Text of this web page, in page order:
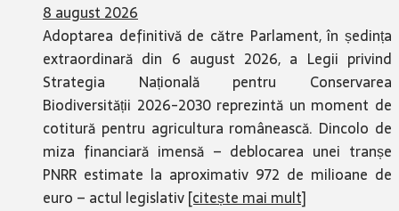
8 august 2026
Adoptarea definitivă de către Parlament, în ședința
extraordinară din 6 august 2026, a Legii privind
Strategia Națională pentru Conservarea
Biodiversității 2026-2030 reprezintă un moment de
cotitură pentru agricultura românească. Dincolo de
miza financiară imensă – deblocarea unei tranșe
PNRR estimate la aproximativ 972 de milioane de
euro – actul legislativ[citește mai mult]